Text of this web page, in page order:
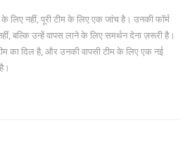
लिए नहीं, पूरी टीम के लिए एक जांच है। उनकी फॉर्म
बल्कि उन्हें वापस लाने के लिए समर्थन देना ज़रूरी है।
का दिल है, और उनकी वापसी टीम के लिए एक नई